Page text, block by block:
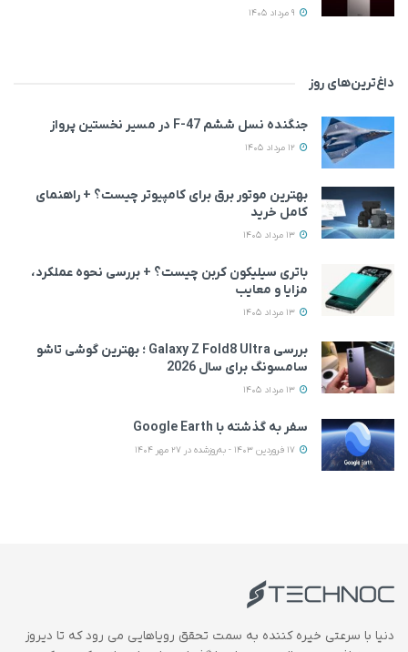
داغ‌ترین‌های روز
جنگنده نسل ششم F-47 در مسیر نخستین پرواز
بهترین موتور برق برای کامپیوتر چیست؟ + راهنمای
کامل خرید
باتری سیلیکون کربن چیست؟ + بررسی نحوه عملکرد،
مزایا و معایب
بررسی Galaxy Z Fold8 Ultra ؛ بهترین گوشی تاشو
سامسونگ برای سال 2026
سفر به گذشته با Google Earth
دنیا با سرعتی خیره کننده به سمت تحقق رویاهایی می رود که تا دیروز